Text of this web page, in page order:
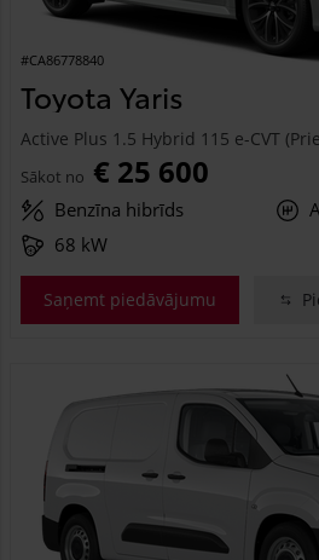
#CA86778840
Toyota Yaris
Active Plus 1.5 Hybrid 115 e-CVT
Sākot no € 25 600
Benzīna hibrīds
68 kW
Saņemt piedāvājumu